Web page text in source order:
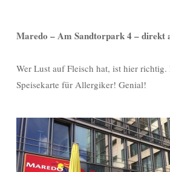
Maredo – Am Sandtorpark 4 – direkt
Wer Lust auf Fleisch hat, ist hier richtig.
Speisekarte für Allergiker! Genial!